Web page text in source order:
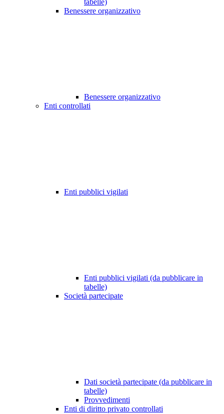
tabelle)
Benessere organizzativo
Benessere organizzativo
Enti controllati
Enti pubblici vigilati
Enti pubblici vigilati (da pubblicare in
tabelle)
Società partecipate
Dati società partecipate (da pubblicare in
tabelle)
Provvedimenti
Enti di diritto privato controllati